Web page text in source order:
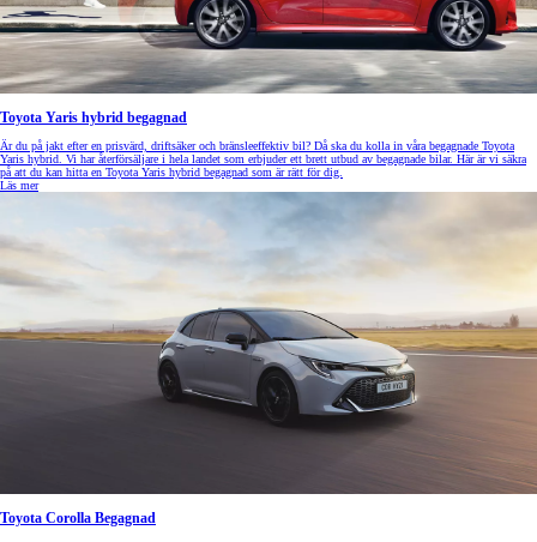
Toyota Yaris hybrid begagnad
Är du på jakt efter en prisvärd, driftsäker och bränsleeffektiv bil? Då ska du kolla in våra begagnade Toyota
Yaris hybrid. Vi har återförsäljare i hela landet som erbjuder ett brett utbud av begagnade bilar. Här är vi säkra
på att du kan hitta en Toyota Yaris hybrid begagnad som är rätt för dig.
Läs mer
Toyota Corolla Begagnad